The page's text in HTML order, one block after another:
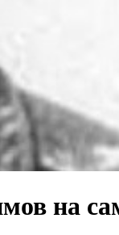
на